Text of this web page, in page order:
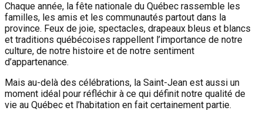
Chaque année, la fête nationale du Québec rassemble les
familles, les amis et les communautés partout dans la
province. Feux de joie, spectacles, drapeaux bleus et blancs
et traditions québécoises rappellent l’importance de notre
culture, de notre histoire et de notre sentiment
d’appartenance.
Mais au-delà des célébrations, la Saint-Jean est aussi un
moment idéal pour réfléchir à ce qui définit notre qualité de
vie au Québec et l’habitation en fait certainement partie.